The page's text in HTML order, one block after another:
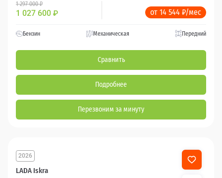
1 297 000 ₽
1 027 600 ₽ от 14 544 ₽/мес
Бензин Механическая Передний
Сравнить
Подробнее
Перезвоним за минуту
LADA Iskra
2026